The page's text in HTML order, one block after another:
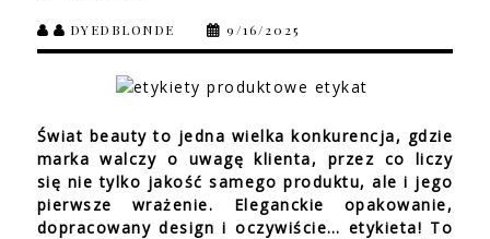
DYEDBLONDE 9/16/2025
Świat beauty to jedna wielka konkurencja, gdzie
marka walczy o uwagę klienta, przez co liczy
się nie tylko jakość samego produktu, ale i jego
pierwsze wrażenie. Eleganckie opakowanie,
dopracowany design i oczywiście… etykieta! To